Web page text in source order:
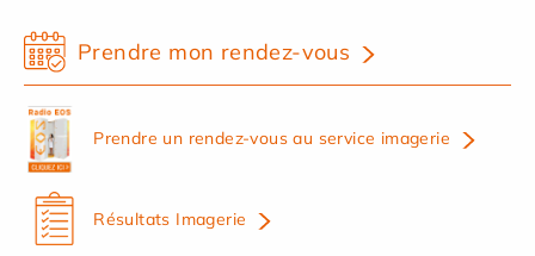
Prendre mon rendez-vous
Prendre un rendez-vous au service imagerie
Résultats Imagerie